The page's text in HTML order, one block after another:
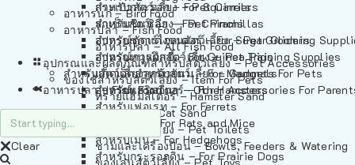
อาหารนก – Bird Food
อาหารปลา – Fish Food
อาหารปลา – All Fish Food
อุปกรณและผลิตภัณฑ์สำหรับสัตว์เลี้ยง – Pet Accessories
ของใช้สำหรับสัตว์เลี้ยง – Item For Pets
ทรายแฮมสเตอร์ – Hamster Sand
ทรายแมว – Cat Sand
ห้องน้ำสัตว์เลี้ยง – Pet Toilets
ชามและเครื่องป้อน – Bowls, Feeders & Watering
กระเป๋าสัตว์เลี้ยง – Pet Carriers
รถเข็นสัตว์เลี้ยง – Pet Prams
อุปกรณ์ตัดแต่งขนสัตว์เลี้ยง – Pet Grooming
อุปกรณ์การฝึกสัตว์เลี้ยง – Pet Training Supplies
แก็ดเจ็ตสำหรับสัตว์เลี้ยง – Gadgets For Pets
อุปกรณ์เสริมอื่นๆ – Other Accessories For
สำหรับกระรอก – For Squirrels
สำหรับชินชิล่า – For Chinchillas
สำหรับชูการ์ไกลเดอร์ – For Sugar Gliders
สำหรับหนูแกสบี้ – For Guinea Pigs
สำหรับสัตว์เลี้ยงลูกด้วยนม – For Mammals
สำหรับแฮมสเตอร์ – For Hamsters
สำหรับเฟอเรท – For Ferrets
สำหรับหนู – For Rats and Mice
สำหรับเม่น – For Hedgehogs
สำหรับกระรอกดิน – For Prairie Dogs
อาหารปลา – Fish Food
Clear